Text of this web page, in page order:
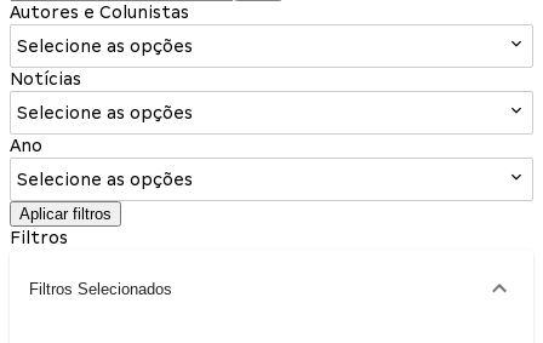
Autores e Colunistas
Selecione as opções
Notícias
Selecione as opções
Ano
Selecione as opções
Aplicar filtros
Filtros
Filtros Selecionados